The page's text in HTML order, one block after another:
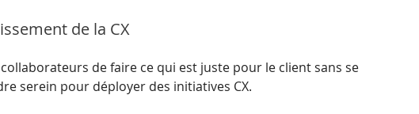
de la CX
de faire ce qui est juste pour le client sans se
serein pour déployer des initiatives CX.